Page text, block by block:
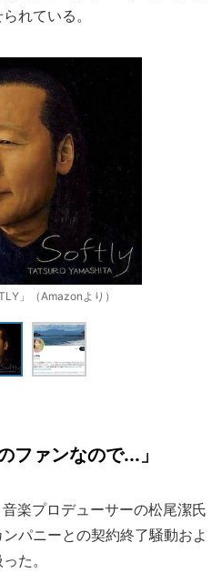
れている。
」（Amazonより）
ファンなので...」
楽プロデューサーの松尾潔氏
パニーとの契約終了騒動およ
た。